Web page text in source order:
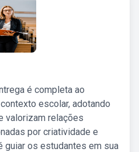
é completa ao
escolar, adotando
valorizam relações
por criatividade e
guiar os estudantes em sua